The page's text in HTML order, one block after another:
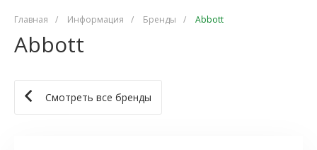
Главная / Информация / Бренды / Abbott
Abbott
Смотреть все бренды